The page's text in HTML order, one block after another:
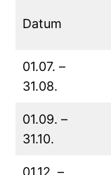
Datum
01.07. –
31.08.
01.09. –
31.10.
01.12. –